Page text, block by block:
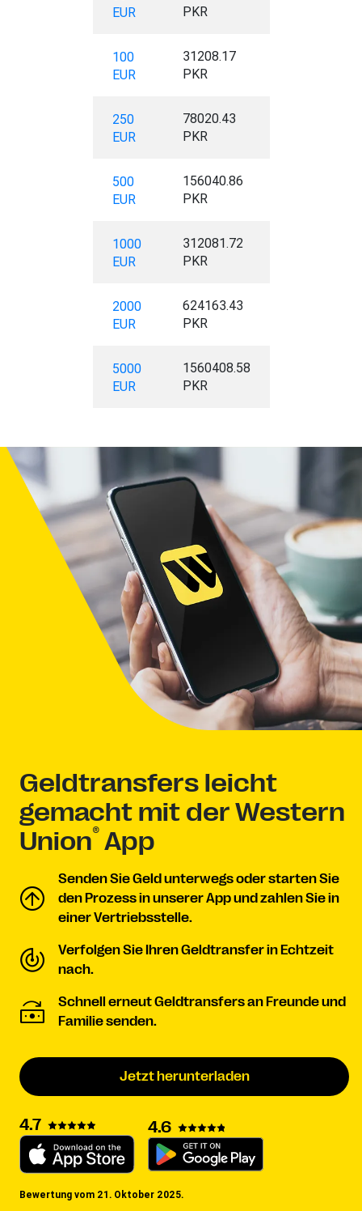
EUR
PKR
100
EUR
31208.17
PKR
250
EUR
78020.43
PKR
500
EUR
156040.86
PKR
1000
EUR
312081.72
PKR
2000
EUR
624163.43
PKR
5000
EUR
1560408.58
PKR
Geldtransfers leicht
gemacht mit der Western
Union® App
Senden Sie Geld unterwegs oder starten Sie
den Prozess in unserer App und zahlen Sie in
einer Vertriebsstelle.
Verfolgen Sie Ihren Geldtransfer in Echtzeit
nach.
Schnell erneut Geldtransfers an Freunde und
Familie senden.
Jetzt herunterladen
4.7 4.6
Bewertung vom 21. Oktober 2025.